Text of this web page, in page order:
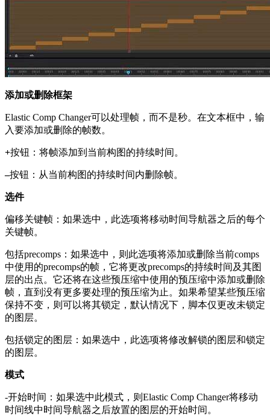
添加或删除框架
Elastic Comp Changer可以处理帧，而不是秒。在文本框中，输
入要添加或删除的帧数。
+按钮：将帧添加到当前构图的持续时间。
–按钮：从当前构图的持续时间内删除帧。
选件
偏移关键帧：如果选中，此选项将移动时间导航器之后的每个
关键帧。
包括precomps：如果选中，则此选项将添加或删除当前comps
中使用的precomps的帧，它将更改precomps的持续时间及其图
层的出点。它还将在这些预压缩中使用的预压缩中添加或删除
帧，直到没有更多要处理的预压缩为止。如果希望某些预压缩
保持不变，则可以将其锁定，默认情况下，脚本仅更改未锁定
的图层。
包括锁定的图层：如果选中，此选项将修改解锁的图层和锁定
的图层。
模式
-开始时间：如果选中此模式，则Elastic Comp Changer将移动
时间线中时间导航器之后放置的图层的开始时间。